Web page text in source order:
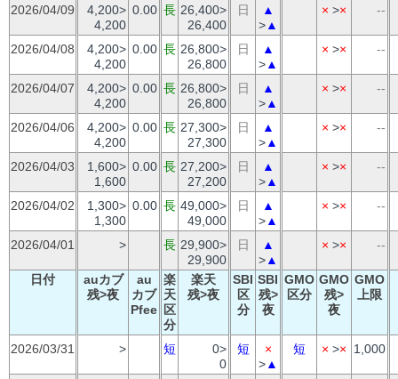
2026/04/09
4,200>
4,200
0.00 長 26,400>
26,400
日
▲
>▲
× >× --
2026/04/08
4,200>
4,200
0.00 長 26,800>
26,800
日
▲
>▲
× >× --
2026/04/07
4,200>
4,200
0.00 長 26,800>
26,800
日
▲
>▲
× >× --
2026/04/06
4,200>
4,200
0.00 長 27,300>
27,300
日
▲
>▲
× >× --
2026/04/03
1,600>
1,600
0.00 長 27,200>
27,200
日
▲
>▲
× >× --
2026/04/02
1,300>
1,300
0.00 長 49,000>
49,000
日
▲
>▲
× >× --
2026/04/01 > 長 29,900>
29,900
日
▲
>▲
× >× --
日付
auカブ
残>夜
au
カブ
Pfee
楽
天
区
分
楽天
残>夜
SBI
区
分
SBI
残>
夜
GMO
区分
GMO
残>
夜
GMO
上限
2026/03/31 > 短
0>
0
短
×
>▲
短 × >× 1,000